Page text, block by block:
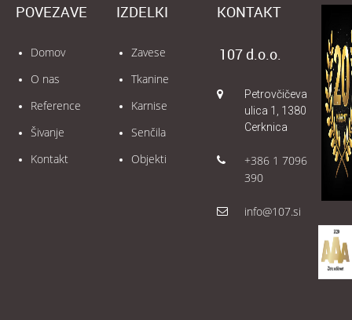
POVEZAVE
Domov
O nas
Reference
Šivanje
Kontakt
IZDELKI
Zavese
Tkanine
Karnise
Senčila
Objekti
KONTAKT
107 d.o.o.
Petrovčičeva
ulica 1, 1380
Cerknica
+386 1 7096
390
info@107.si